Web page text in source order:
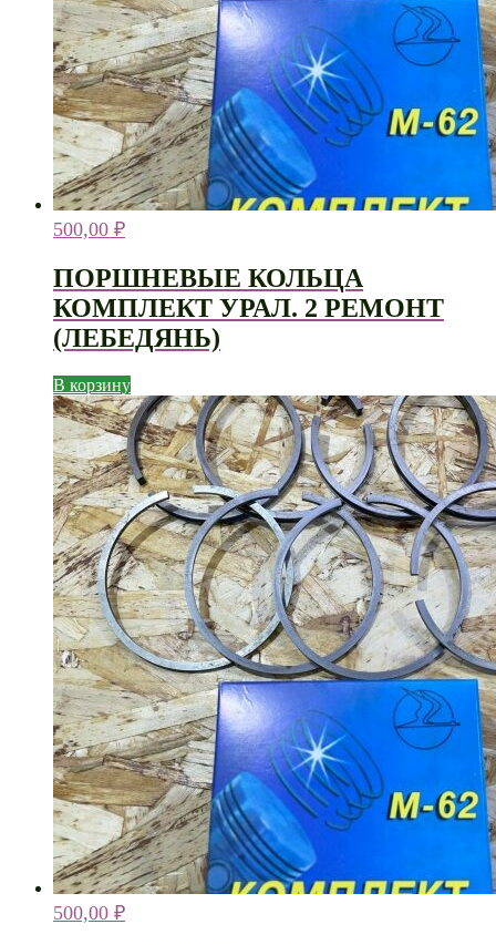
500,00 ₽
ПОРШНЕВЫЕ КОЛЬЦА
КОМПЛЕКТ УРАЛ. 2 РЕМОНТ
(ЛЕБЕДЯНЬ)
В корзину
500,00 ₽